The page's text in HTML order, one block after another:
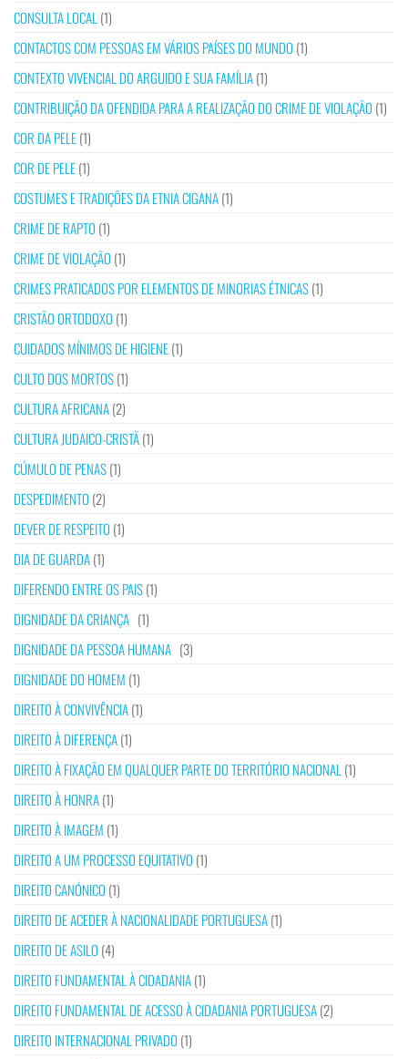
CONSULTA LOCAL (1)
CONTACTOS COM PESSOAS EM VÁRIOS PAÍSES DO MUNDO (1)
CONTEXTO VIVENCIAL DO ARGUIDO E SUA FAMÍLIA(1)
CONTRIBUIÇÃO DA OFENDIDA PARA A REALIZAÇÃO DO CRIME DE VIOLAÇÃO (1)
COR DA PELE(1)
COR DE PELE(1)
COSTUMES E TRADIÇÕES DA ETNIA CIGANA(1)
CRIME DE RAPTO (1)
CRIME DE VIOLAÇÃO (1)
CRIMES PRATICADOS POR ELEMENTOS DE MINORIAS ÉTNICAS(1)
CRISTÃO ORTODOXO (1)
CUIDADOS MÍNIMOS DE HIGIENE(1)
CULTO DOS MORTOS(1)
CULTURA AFRICANA(2)
CULTURA JUDAICO-CRISTÃ(1)
CÚMULO DE PENAS(1)
DESPEDIMENTO (2)
DEVER DE RESPEITO (1)
DIA DE GUARDA(1)
DIFERENDO ENTRE OS PAIS(1)
DIGNIDADE DA CRIANÇA (1)
DIGNIDADE DA PESSOA HUMANA (3)
DIGNIDADE DO HOMEM (1)
DIREITO À CONVIVÊNCIA(1)
DIREITO À DIFERENÇA(1)
DIREITO À FIXAÇÃO EM QUALQUER PARTE DO TERRITÓRIO NACIONAL (1)
DIREITO À HONRA(1)
DIREITO À IMAGEM (1)
DIREITO A UM PROCESSO EQUITATIVO (1)
DIREITO CANÓNICO (1)
DIREITO DE ACEDER À NACIONALIDADE PORTUGUESA(1)
DIREITO DE ASILO (4)
DIREITO FUNDAMENTAL À CIDADANIA(1)
DIREITO FUNDAMENTAL DE ACESSO À CIDADANIA PORTUGUESA(2)
DIREITO INTERNACIONAL PRIVADO (1)